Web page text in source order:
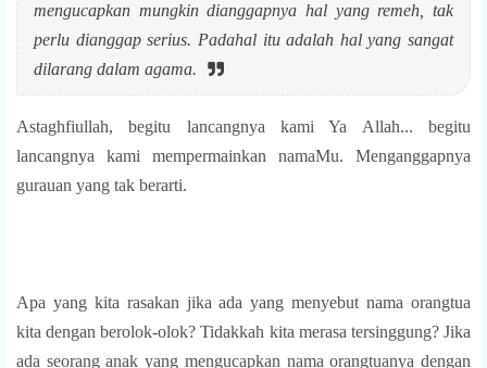
mengucapkan mungkin dianggapnya hal yang remeh, tak
perlu dianggap serius. Padahal itu adalah hal yang sangat
dilarang dalam agama.
Astaghfiullah, begitu lancangnya kami Ya Allah... begitu
lancangnya kami mempermainkan namaMu. Menganggapnya
gurauan yang tak berarti.
Apa yang kita rasakan jika ada yang menyebut nama orangtua
kita dengan berolok-olok? Tidakkah kita merasa tersinggung? Jika
ada seorang anak yang mengucapkan nama orangtuanya dengan